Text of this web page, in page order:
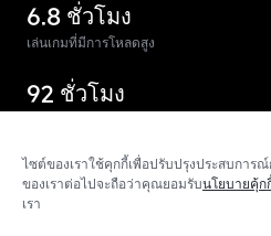
6.8 ชั่วโมง
เล่นเกมที่มีการโหลดสูง
92 ชั่วโมง
ไซต์ของเราใช้คุกกี้เพื่อปรับปรุงประสบการ
ของเราต่อไปจะถือว่าคุณยอมรับนโยบายคุ้ก
เรา